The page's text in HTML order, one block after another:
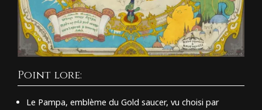
Point lore:
Le Pampa, emblème du Gold saucer, vu choisi par